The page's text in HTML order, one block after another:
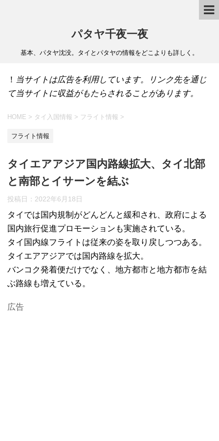
パタヤ千夜一夜
基本、パタヤ沈没。タイとパタヤの情報をどこよりも詳しく。
！ 当サイトは広告を利用しています。リンク先を通じ
て当サイトに収益がもたらされることがあります。
HOME > タイ入国情報 > フライト情報 >
フライト情報
タイエアアジア国内路線拡大、タイ北部
と南部とイサーンを結ぶ
投稿日： 2022年6月18日
タイでは国内規制がどんどんと緩和され、政府による
国内旅行促進プロモーションも実施されている。
タイ国内線フライトは従来の姿を取り戻しつつある。
タイエアアジアでは国内路線を拡大。
バンコク発着便だけでなく、地方都市と地方都市を結
ぶ路線も増えている。
広告